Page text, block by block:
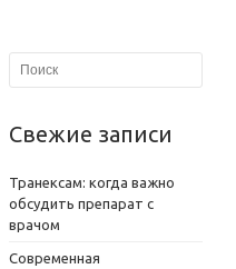
Свежие записи
Транексам: когда важно
обсудить препарат с
врачом
Современная